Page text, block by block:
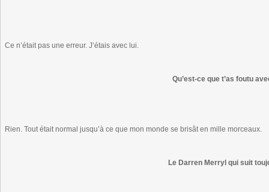
Ce n’était pas une erreur. J’étais avec lui.
Qu’est-ce que t’as foutu
Rien. Tout était normal jusqu’à ce que mon monde se brisât en mille morceaux.
Le Darren Merryl qui suit